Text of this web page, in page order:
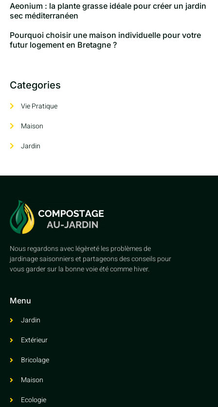
Aeonium : la plante grasse idéale pour créer un jardin
sec méditerranéen
Pourquoi choisir une maison individuelle pour votre
futur logement en Bretagne ?
Categories
Vie Pratique
Maison
Jardin
Nous regardons avec légèreté les problèmes de
jardinage saisonniers et partageons des conseils pour
vous garder sur la bonne voie été comme hiver.
Menu
Jardin
Extérieur
Bricolage
Maison
Ecologie